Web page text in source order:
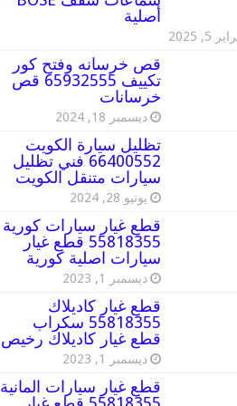
أصلية
5, 2025
قص خرسانه وفتح كور
تكييف 65932555 قص
خرسانات
ديسمبر 18, 2024
تظليل سيارة الكويت
66400552 فني تظليل
سيارات متنقل الكويت
يونيو 28, 2024
قطع غيار سيارات كورية
55818355 قطع غيار
سيارات اصلية كورية
ديسمبر 1, 2023
قطع غيار كاديلاك
55818355 سكراب
قطع غيار كاديلاك رخيص
ديسمبر 1, 2023
قطع غيار سيارات المانية